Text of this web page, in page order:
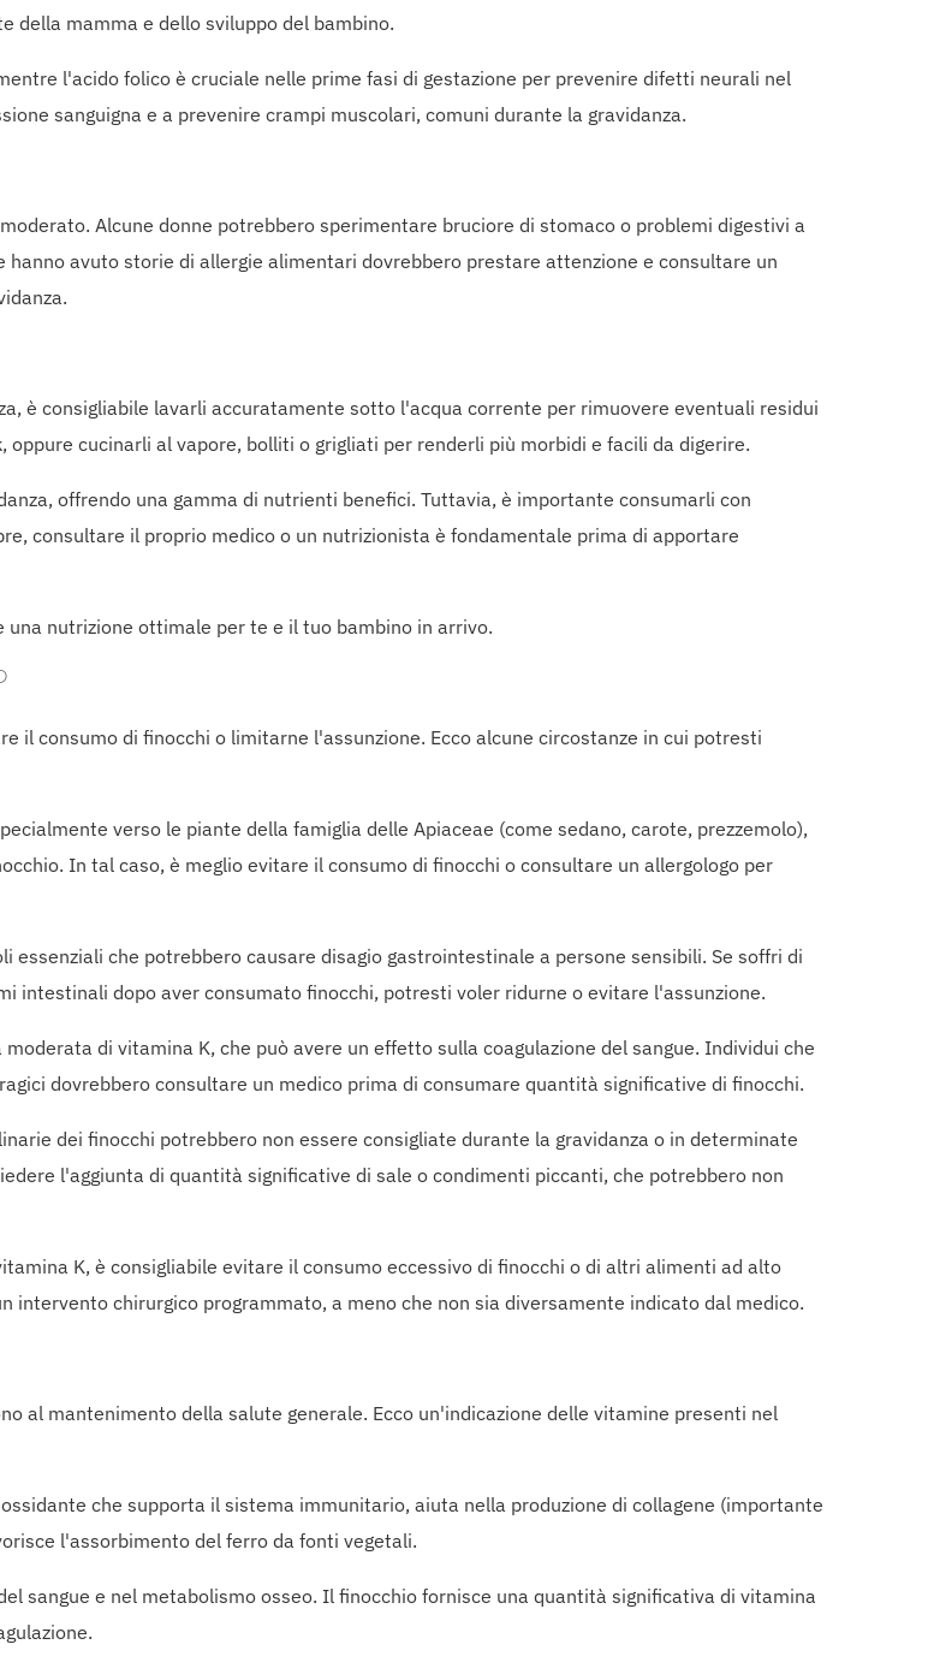
della mamma e dello sviluppo del bambino.
l'acido folico è cruciale nelle prime fasi di gestazione per prevenire difetti neurali nel
sanguigna e a prevenire crampi muscolari, comuni durante la gravidanza.
Alcune donne potrebbero sperimentare bruciore di stomaco o problemi digestivi a
avuto storie di allergie alimentari dovrebbero prestare attenzione e consultare un
è consigliabile lavarli accuratamente sotto l'acqua corrente per rimuovere eventuali residui
cucinarli al vapore, bolliti o grigliati per renderli più morbidi e facili da digerire.
offrendo una gamma di nutrienti benefici. Tuttavia, è importante consumarli con
consultare il proprio medico o un nutrizionista è fondamentale prima di apportare
nutrizione ottimale per te e il tuo bambino in arrivo.
il consumo di finocchi o limitarne l'assunzione. Ecco alcune circostanze in cui potresti
verso le piante della famiglia delle Apiaceae (come sedano, carote, prezzemolo),
In tal caso, è meglio evitare il consumo di finocchi o consultare un allergologo per
essenziali che potrebbero causare disagio gastrointestinale a persone sensibili. Se soffri di
intestinali dopo aver consumato finocchi, potresti voler ridurne o evitare l'assunzione.
di vitamina K, che può avere un effetto sulla coagulazione del sangue. Individui che
dovrebbero consultare un medico prima di consumare quantità significative di finocchi.
dei finocchi potrebbero non essere consigliate durante la gravidanza o in determinate
l'aggiunta di quantità significative di sale o condimenti piccanti, che potrebbero non
K, è consigliabile evitare il consumo eccessivo di finocchi o di altri alimenti ad alto
chirurgico programmato, a meno che non sia diversamente indicato dal medico.
al mantenimento della salute generale. Ecco un'indicazione delle vitamine presenti nel
che supporta il sistema immunitario, aiuta nella produzione di collagene (importante
l'assorbimento del ferro da fonti vegetali.
sangue e nel metabolismo osseo. Il finocchio fornisce una quantità significativa di vitamina